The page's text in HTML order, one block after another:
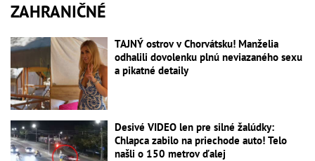
ZAHRANIČNÉ
TAJNÝ ostrov v Chorvátsku! Manželia
odhalili dovolenku plnú neviazaného sexu
a pikatné detaily
Desivé VIDEO len pre silné žalúdky:
Chlapca zabilo na priechode auto! Telo
našli o 150 metrov ďalej